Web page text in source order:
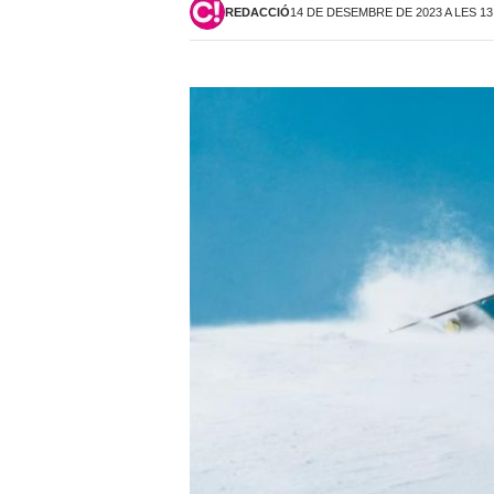
REDACCIÓ14 DE DESEMBRE DE 2023 A LES